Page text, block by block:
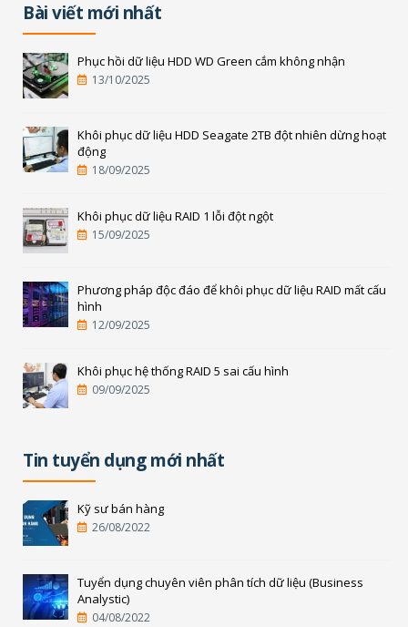
Bài viết mới nhất
Phục hồi dữ liệu HDD WD Green cắm không nhận
13/10/2025
Khôi phục dữ liệu HDD Seagate 2TB đột nhiên dừng hoạt
động
18/09/2025
Khôi phục dữ liệu RAID 1 lỗi đột ngột
15/09/2025
Phương pháp độc đáo để khôi phục dữ liệu RAID mất cấu
hình
12/09/2025
Khôi phục hệ thống RAID 5 sai cấu hình
09/09/2025
Tin tuyển dụng mới nhất
Kỹ sư bán hàng
26/08/2022
Tuyển dụng chuyên viên phân tích dữ liệu (Business
Analystic)
04/08/2022